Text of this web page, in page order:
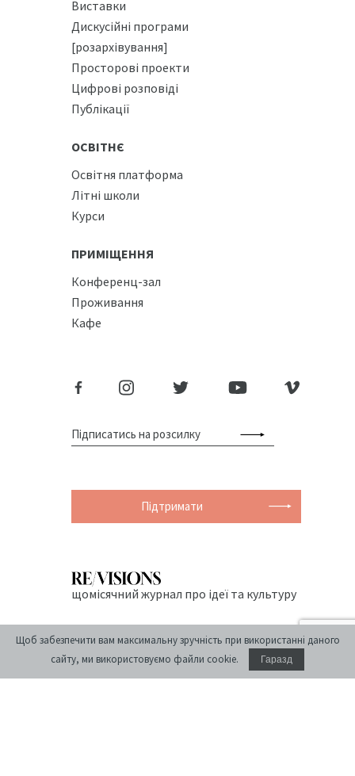
Виставки
Дискусійні програми
[розархівування]
Просторові проекти
Цифрові розповіді
Публікації
ОСВІТНЄ
Освітня платформа
Літні школи
Курси
ПРИМІЩЕННЯ
Конференц-зал
Проживання
Кафе
Підтримати
щомісячний журнал про ідеї та культуру
© 2004-2026 Центр міської історії Центрально-Східної Європи
Щоб забезпечити вам максимальну зручність при використанні даного
сайту, ми використовуємо файли cookie.
Гаразд